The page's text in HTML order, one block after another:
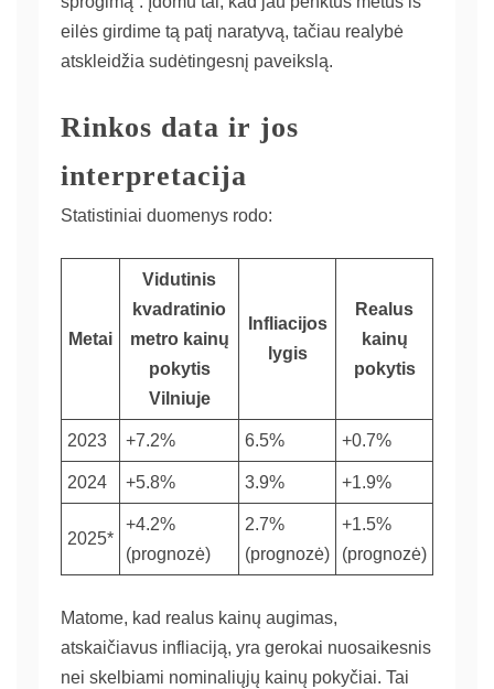
eilės girdime tą patį naratyvą, tačiau realybė
atskleidžia sudėtingesnį paveikslą.
Rinkos data ir jos
interpretacija
Statistiniai duomenys rodo:
Metai
Vidutinis
kvadratinio
metro kainų
pokytis
Vilniuje
Infliacijos
lygis
Realus
kainų
pokytis
2023 +7.2% 6.5% +0.7%
2024 +5.8% 3.9% +1.9%
2025*
+4.2%
(prognozė)
2.7%
(prognozė)
+1.5%
(prognozė)
Matome, kad realus kainų augimas,
atskaičiavus infliaciją, yra gerokai nuosaikesnis
nei skelbiami nominaliųjų kainų pokyčiai. Tai